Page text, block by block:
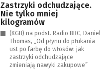
Zastrzyki odchudzające.
Nie tylko mniej
kilogramów
(KGB) na podst. Radio BBC, Daniel
Thomas, „Od płynu do płukania
ust po farbę do włosów: jak
zastrzyki odchudzające
zmieniają nawyki zakupowe”